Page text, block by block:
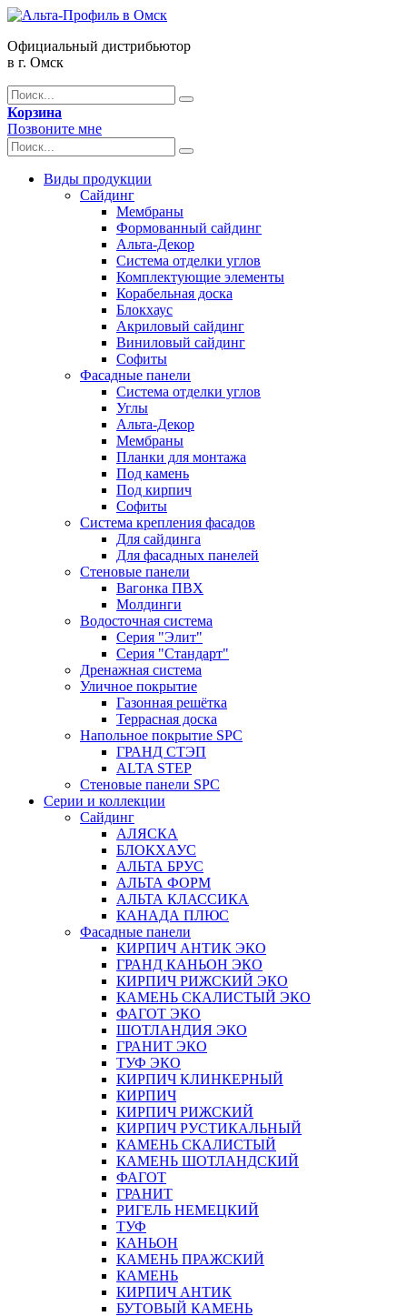
Официальный дистрибьютор
в г. Омск
Корзина
Позвоните мне
Виды продукции
Сайдинг
Мембраны
Формованный сайдинг
Альта-Декор
Система отделки углов
Комплектующие элементы
Корабельная доска
Блокхаус
Акриловый сайдинг
Виниловый сайдинг
Софиты
Фасадные панели
Система отделки углов
Углы
Альта-Декор
Мембраны
Планки для монтажа
Под камень
Под кирпич
Софиты
Система крепления фасадов
Для сайдинга
Для фасадных панелей
Стеновые панели
Вагонка ПВХ
Молдинги
Водосточная система
Серия "Элит"
Серия "Стандарт"
Дренажная система
Уличное покрытие
Газонная решётка
Террасная доска
Напольное покрытие SPC
ГРАНД СТЭП
ALTA STEP
Стеновые панели SPC
Серии и коллекции
Сайдинг
АЛЯСКА
БЛОКХАУС
АЛЬТА БРУС
АЛЬТА ФОРМ
АЛЬТА КЛАССИКА
КАНАДА ПЛЮС
Фасадные панели
КИРПИЧ АНТИК ЭКО
ГРАНД КАНЬОН ЭКО
КИРПИЧ РИЖСКИЙ ЭКО
КАМЕНЬ СКАЛИСТЫЙ ЭКО
ФАГОТ ЭКО
ШОТЛАНДИЯ ЭКО
ГРАНИТ ЭКО
ТУФ ЭКО
КИРПИЧ КЛИНКЕРНЫЙ
КИРПИЧ
КИРПИЧ РИЖСКИЙ
КИРПИЧ РУСТИКАЛЬНЫЙ
КАМЕНЬ СКАЛИСТЫЙ
КАМЕНЬ ШОТЛАНДСКИЙ
ФАГОТ
ГРАНИТ
РИГЕЛЬ НЕМЕЦКИЙ
ТУФ
КАНЬОН
КАМЕНЬ ПРАЖСКИЙ
КАМЕНЬ
КИРПИЧ АНТИК
БУТОВЫЙ КАМЕНЬ